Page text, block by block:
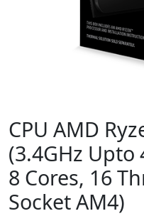
CPU AMD
(3.4GHz Upto
8 Cores, 16
Socket AM4)